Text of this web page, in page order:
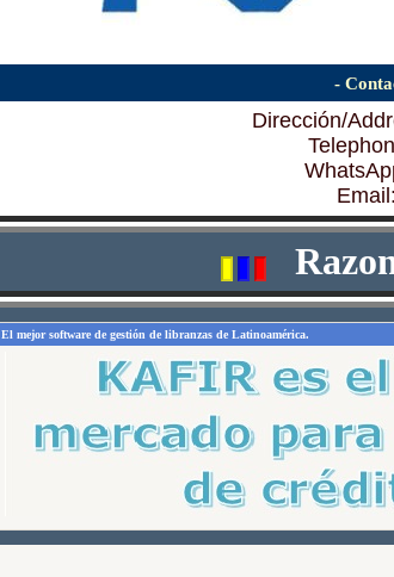
-
Dirección/
Email:
El mejor software de gestión de libranzas de Latinoamérica.